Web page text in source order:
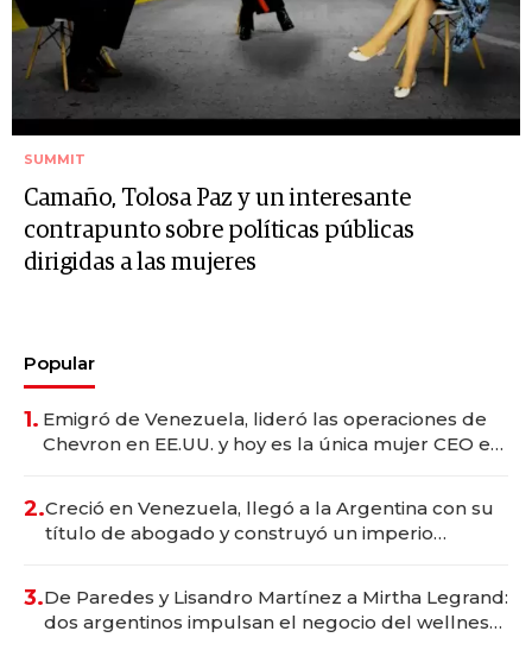
SUMMIT
Camaño, Tolosa Paz y un interesante
contrapunto sobre políticas públicas
dirigidas a las mujeres
Popular
1. Emigró de Venezuela, lideró las operaciones de
Chevron en EE.UU. y hoy es la única mujer CEO en
2.Creció en Venezuela, llegó a la Argentina con su
título de abogado y construyó un imperio
3.De Paredes y Lisandro Martínez a Mirtha Legrand:
dos argentinos impulsan el negocio del wellness